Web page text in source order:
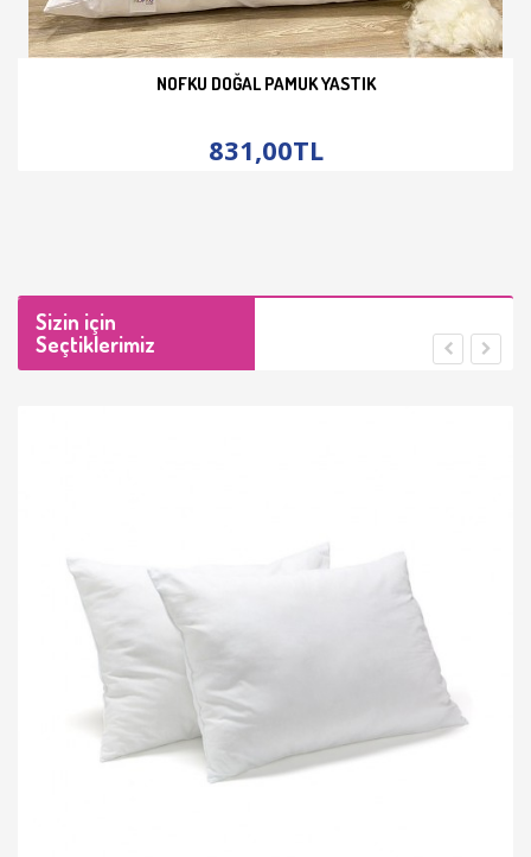
NOFKU DOĞAL PAMUK YASTIK
831,00TL
Sizin için
Seçtiklerimiz